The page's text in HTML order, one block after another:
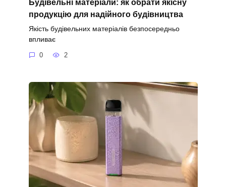
Будівельні матеріали: як обрати якісну
продукцію для надійного будівництва
Якість будівельних матеріалів безпосередньо
впливає
0 2